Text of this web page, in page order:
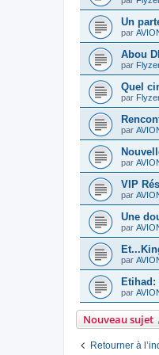
Un
par
Abou
par
Quel
par
par
par
VIP
par
Une
par
par
Etihad:
par
Nouveau sujet
Retourner à